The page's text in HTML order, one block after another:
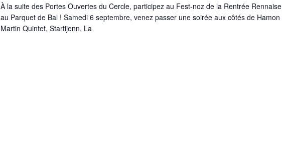
À la suite des Portes Ouvertes du Cercle, participez au Fest-noz de la Rentrée Rennaise
au Parquet de Bal ! Samedi 6 septembre, venez passer une soirée aux côtés de Hamon
Martin Quintet, Startijenn, La